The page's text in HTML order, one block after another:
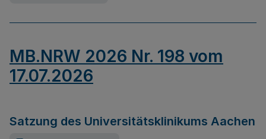
MB.NRW 2026 Nr. 198 vom
17.07.2026
Satzung des Universitätsklinikums Aachen